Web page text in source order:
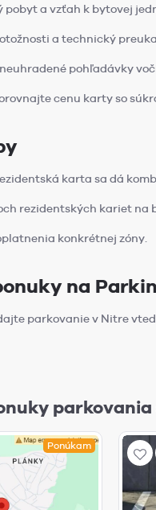
a vzťah k bytovej
a technický
pohľadávky
cenu karty so
karta sa dá
rezidentských kariet na
konkrétnej zóny.
na
parkovanie v Nitre
Ponúkam